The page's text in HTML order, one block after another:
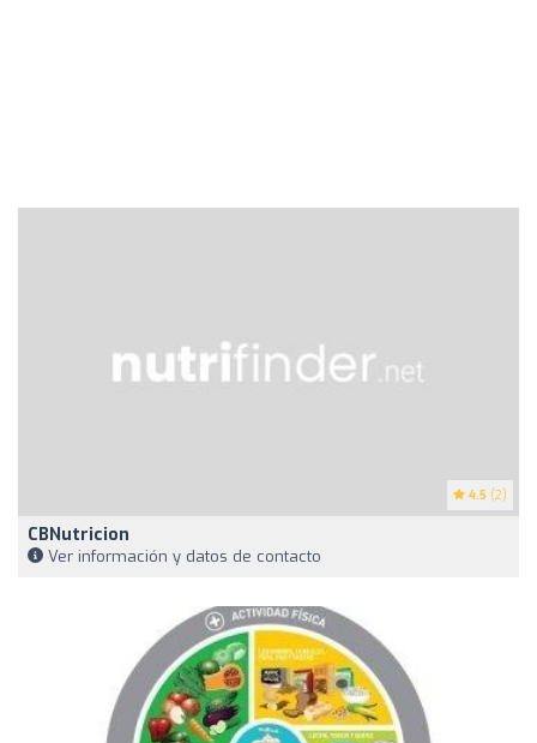
4.5 (2)
CBNutricion
Ver información y datos de contacto